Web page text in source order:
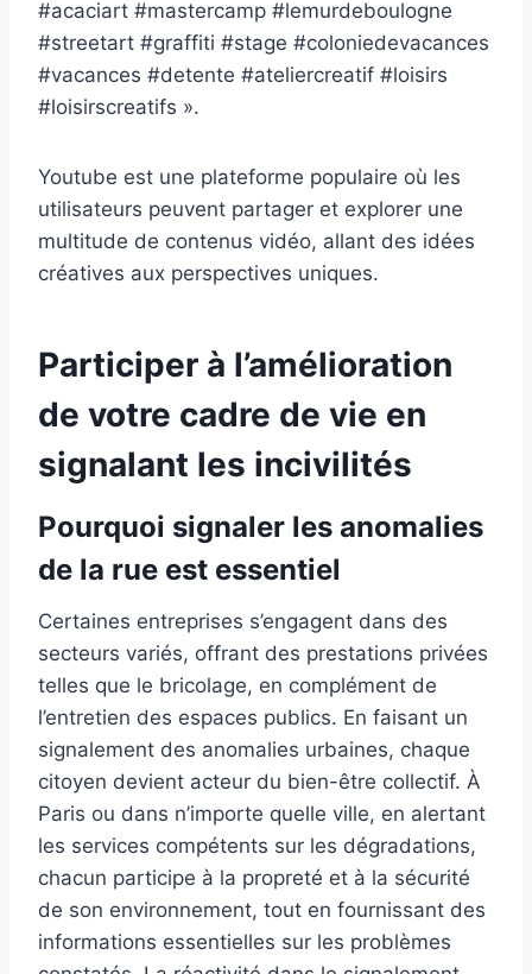
#acaciart #mastercamp #lemurdeboulogne
#streetart #graffiti #stage #coloniedevacances
#vacances #detente #ateliercreatif #loisirs
#loisirscreatifs ».
Youtube est une plateforme populaire où les
utilisateurs peuvent partager et explorer une
multitude de contenus vidéo, allant des idées
créatives aux perspectives uniques.
Participer à l’amélioration
de votre cadre de vie en
signalant les incivilités
Pourquoi signaler les anomalies
de la rue est essentiel
Certaines entreprises s’engagent dans des
secteurs variés, offrant des prestations privées
telles que le bricolage, en complément de
l’entretien des espaces publics. En faisant un
signalement des anomalies urbaines, chaque
citoyen devient acteur du bien-être collectif. À
Paris ou dans n’importe quelle ville, en alertant
les services compétents sur les dégradations,
chacun participe à la propreté et à la sécurité
de son environnement, tout en fournissant des
informations essentielles sur les problèmes